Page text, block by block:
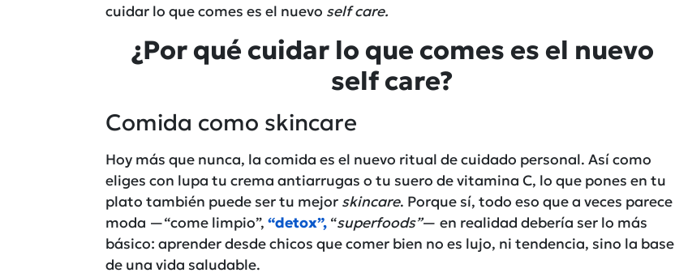
cuidar lo que comes es el nuevo self care.
¿Por qué cuidar lo que comes es el nuevo
self care?
Comida como skincare
Hoy más que nunca, la comida es el nuevo ritual de cuidado personal. Así como
eliges con lupa tu crema antiarrugas o tu suero de vitamina C, lo que pones en tu
plato también puede ser tu mejor skincare. Porque sí, todo eso que a veces parece
moda —“come limpio”, “detox”, “superfoods”— en realidad debería ser lo más
básico: aprender desde chicos que comer bien no es lujo, ni tendencia, sino la base
de una vida saludable.